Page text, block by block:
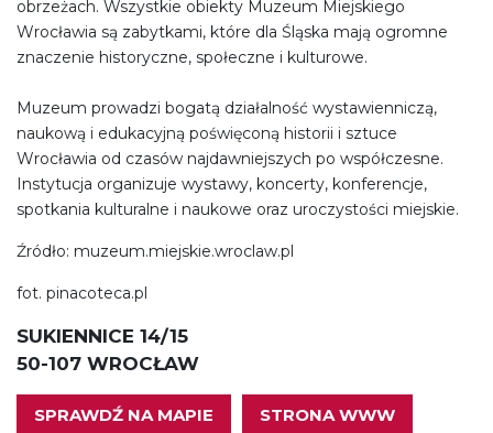
obrzeżach. Wszystkie obiekty Muzeum Miejskiego
Wrocławia są zabytkami, które dla Śląska mają ogromne
znaczenie historyczne, społeczne i kulturowe.
Muzeum prowadzi bogatą działalność wystawienniczą,
naukową i edukacyjną poświęconą historii i sztuce
Wrocławia od czasów najdawniejszych po współczesne.
Instytucja organizuje wystawy, koncerty, konferencje,
spotkania kulturalne i naukowe oraz uroczystości miejskie.
Źródło: muzeum.miejskie.wroclaw.pl
fot. pinacoteca.pl
SUKIENNICE 14/15
50-107 WROCŁAW
SPRAWDŹ NA MAPIE STRONA WWW